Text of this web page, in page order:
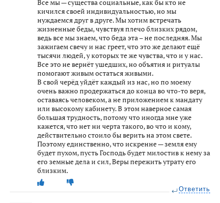
Все мы — существа социальные, как бы кто не
кичился своей индивидуальностью, но мы
нуждаемся друг в друге. Мы хотим встречать
жизненные беды, чувствуя плечо близких рядом,
ведь все мы знаем, что беда эта – не последняя. Мы
зажигаем свечу и нас греет, что это же делают ещё
тысячи людей, у которых те же чувства, что и у нас.
Все это не вернёт ушедших, но объятия и ритуалы
помогают живым остаться живыми.
В свой черёд уйдёт каждый из нас, но по моему
очень важно продержаться до конца во что-то веря,
оставаясь человеком, а не приложением к мандату
или высокому кабинету. В этом наверное самая
большая трудность, потому что иногда мне уже
кажется, что нет ни черта такого, во что и кому,
действительно стоило бы верить на этом свете.
Поэтому единственно, что искренне — земля ему
будет пухом, пусть Господь будет милостив к нему за
его земные дела и сил, Веры пережить утрату его
близким.
Ответить